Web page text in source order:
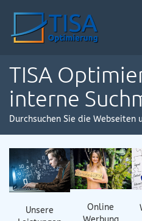
TISA
interne
Durchsuchen Sie die
Unsere
Online